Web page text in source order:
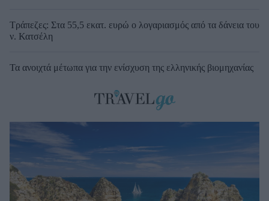
Τράπεζες: Στα 55,5 εκατ. ευρώ ο λογαριασμός από τα δάνεια του
ν. Κατσέλη
Τα ανοιχτά μέτωπα για την ενίσχυση της ελληνικής βιομηχανίας